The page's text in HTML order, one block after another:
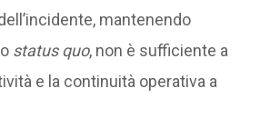
mantenendo
status quo, non è sufficiente a
e la continuità operativa a